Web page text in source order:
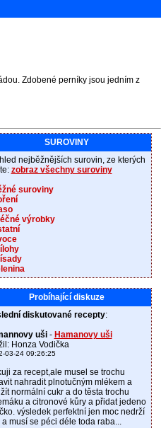
Zdobené perníky jsou jedním z
SUROVINY
nejběžnějších surovin, ze kterých
zobraz všechny suroviny
suroviny
výrobky
Probíhající diskuze
diskutované recepty:
uši- Hamanovy uši
Honza Vodička
03-24 09:26:25
za recept,ale musel se trochu
nahradit plnotučným mlékem a
normální cukr a do těsta trochu
a citronové kůry a přidat jedeno
výsledek perfektní jen moc nedrží
a musí se péci déle toda raba...